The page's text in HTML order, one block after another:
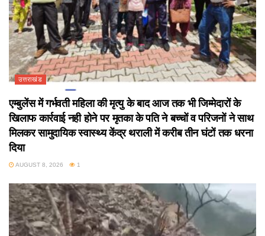
उत्तराखंड
एम्बुलेंस में गर्भवती महिला की मृत्यु के बाद आज तक भी जिम्मेदारों के
खिलाफ कार्रवाई नही होने पर मृतका के पति ने बच्चों व परिजनों ने साथ
मिलकर सामुदायिक स्वास्थ्य केंद्र थराली में करीब तीन घंटों तक धरना
दिया
AUGUST 8, 2026 1